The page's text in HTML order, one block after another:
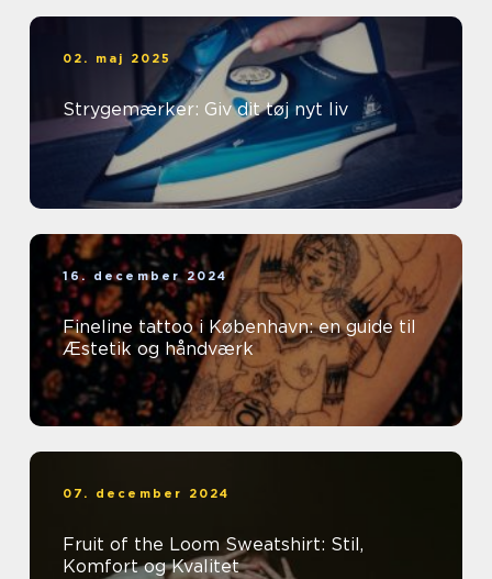
02. maj 2025
Strygemærker: Giv dit tøj nyt liv
16. december 2024
Fineline tattoo i København: en guide til
Æstetik og håndværk
07. december 2024
Fruit of the Loom Sweatshirt: Stil,
Komfort og Kvalitet